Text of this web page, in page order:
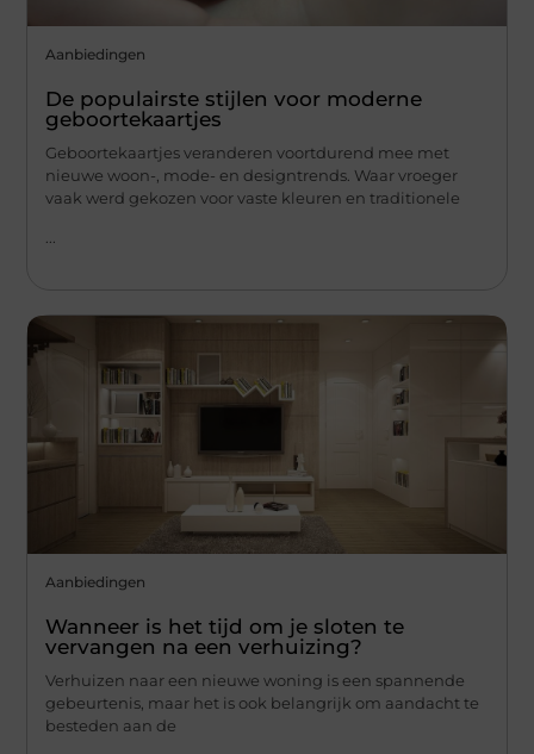
Aanbiedingen
De populairste stijlen voor moderne
geboortekaartjes
Geboortekaartjes veranderen voortdurend mee met
nieuwe woon-, mode- en designtrends. Waar vroeger
vaak werd gekozen voor vaste kleuren en traditionele
Aanbiedingen
Wanneer is het tijd om je sloten te
vervangen na een verhuizing?
Verhuizen naar een nieuwe woning is een spannende
gebeurtenis, maar het is ook belangrijk om aandacht te
besteden aan de